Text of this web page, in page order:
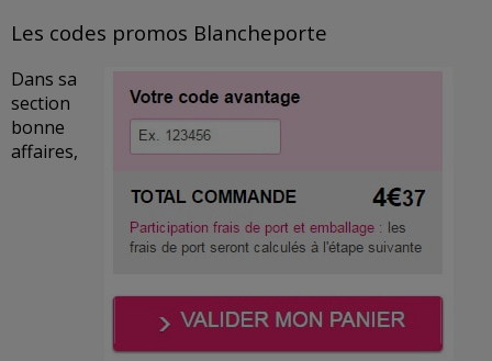
Les codes promos Blancheporte
Dans sa
section
bonne
affaires,